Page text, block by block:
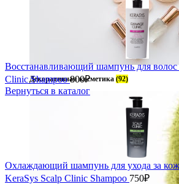
Декоративная косметика (92)
Восстанавливающий шампунь для
Clinic Shampoo800₽
Вернуться в каталог
Охлаждающий шампунь для ухода за
KeraSys Scalp Clinic Shampoo 750₽